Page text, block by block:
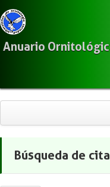
Anuario
Citas
Búsqueda de